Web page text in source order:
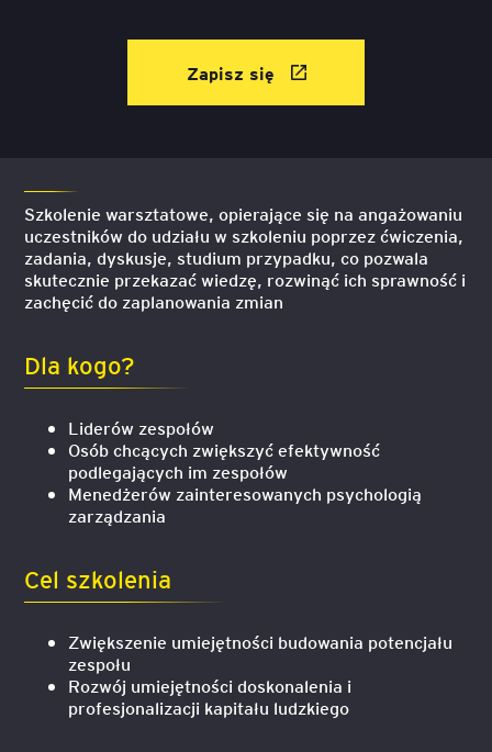
Szkolenie warsztatowe, opierające się na angażowaniu
uczestników do udziału w szkoleniu poprzez ćwiczenia,
zadania, dyskusje, studium przypadku, co pozwala
skutecznie przekazać wiedzę, rozwinąć ich sprawność i
zachęcić do zaplanowania zmian
Dla kogo?
Liderów zespołów
Osób chcących zwiększyć efektywność
podlegających im zespołów
Menedżerów zainteresowanych psychologią
zarządzania
Cel szkolenia
Zwiększenie umiejętności budowania potencjału
zespołu
Rozwój umiejętności doskonalenia i
profesjonalizacji kapitału ludzkiego
Zapisz się